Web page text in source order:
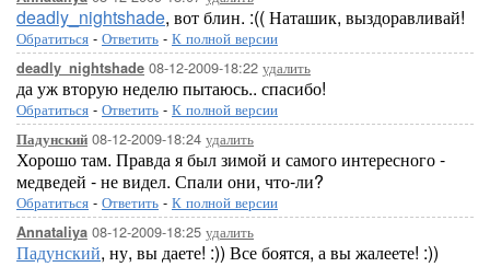
deadly_nightshade, вот блин. :(( Наташик, выздоравливай!
Обратиться - Ответить - К полной версии
deadly_nightshade 08-12-2009-18:22 удалить
да уж вторую неделю пытаюсь.. спасибо!
Обратиться - Ответить - К полной версии
Падунский 08-12-2009-18:24 удалить
Хорошо там. Правда я был зимой и самого интересного -
медведей - не видел. Спали они, что-ли?
Обратиться - Ответить - К полной версии
Annataliya 08-12-2009-18:25 удалить
Падунский, ну, вы даете! :)) Все боятся, а вы жалеете! :))